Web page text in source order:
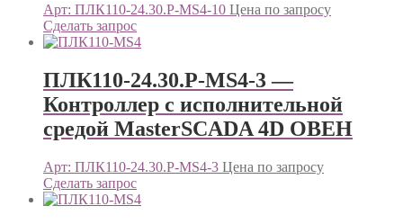
Арт: ПЛК110-24.30.Р-МS4-10 Цена по запросу
Сделать запрос
ПЛК110-24.30.Р-МS4-3 —
Контроллер c исполнительной
средой MasterSCADA 4D ОВЕН
Арт: ПЛК110-24.30.Р-МS4-3 Цена по запросу
Сделать запрос